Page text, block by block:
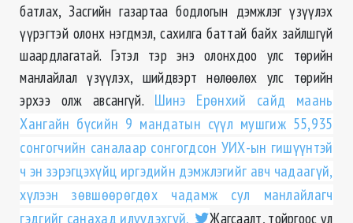
батлах, Засгийн газартаа бодлогын дэмжлэг үзүүлэх
үүрэгтэй олонх нэгдмэл, сахилга баттай байх зайлшгүй
шаардлагатай. Гэтэл тэр энэ олонхдоо улс төрийн
манлайлал үзүүлэх, шийдвэрт нөлөөлөх улс төрийн
эрхээ олж авсангүй. Шинэ Ерөнхий сайд маань
Хангайн бүсийн 9 мандатын сүүл мушгиж 55,935
сонгогчийн саналаар сонгогдсон УИХ-ын гишүүнтэй
ч эн зэрэгцэхүйц иргэдийн дэмжлэгийг авч чадаагүй,
хүлээн зөвшөөрөгдөх чадамж сул манлайлагч
гэдгийг санахад илүүдэхгүй.
Жагсаалт, тойргоос үл